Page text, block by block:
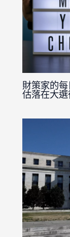
財策家的
估落在大選